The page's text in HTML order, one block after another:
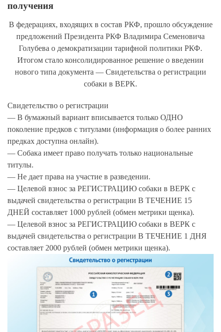
получения
В федерациях, входящих в состав РКФ, прошло обсуждение
предложений Президента РКФ Владимира Семеновича
Голубева о демократизации тарифной политики РКФ.
Итогом стало консолидированное решение о введении
нового типа документа — Свидетельства о регистрации
собаки в ВЕРК.
Свидетельство о регистрации
— В бумажный вариант вписывается только ОДНО
поколение предков с титулами (информация о более ранних
предках доступна онлайн).
— Собака имеет право получать только национальные
титулы.
— Не дает права на участие в разведении.
— Целевой взнос за РЕГИСТРАЦИЮ собаки в ВЕРК с
выдачей свидетельства о регистрации В ТЕЧЕНИЕ 15
ДНЕЙ составляет 1000 рублей (обмен метрики щенка).
— Целевой взнос за РЕГИСТРАЦИЮ собаки в ВЕРК с
выдачей свидетельства о регистрации В ТЕЧЕНИЕ 1 ДНЯ
составляет 2000 рублей (обмен метрики щенка).